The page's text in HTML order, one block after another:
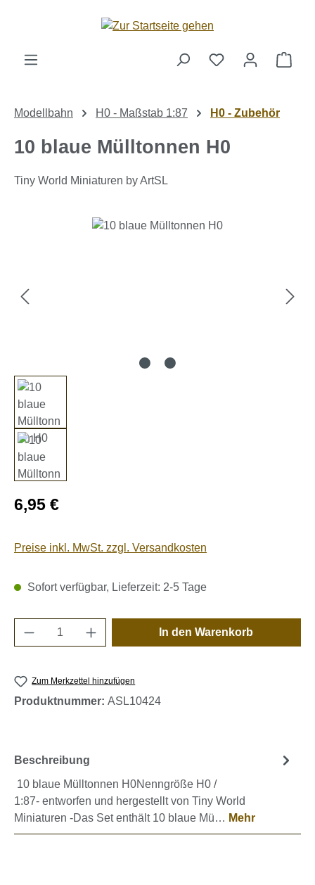
Zum Hauptinhalt springen
Modellbahn H0 - Maßstab 1:87 H0 - Zubehör
10 blaue Mülltonnen H0
Tiny World Miniaturen by ArtSL
Bildergalerie überspringen
Regulärer Preis:
6,95 €
Preise inkl. MwSt. zzgl. Versandkosten
Sofort verfügbar, Lieferzeit: 2-5 Tage
Produkt Anzahl: Gib den gewünschten
In den Warenkorb
Zum Merkzettel hinzufügen
Produktnummer: ASL10424
Beschreibung
10 blaue Mülltonnen H0Nenngröße H0 /
1:87- entworfen und hergestellt von Tiny World
Miniaturen -Das Set enthält 10 blaue Mü… Mehr